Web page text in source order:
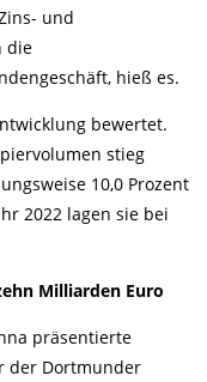
und
die
hieß es.
bewertet.
stieg
10,0 Prozent
2022 lagen sie bei
Milliarden Euro
präsentierte
der Dortmunder